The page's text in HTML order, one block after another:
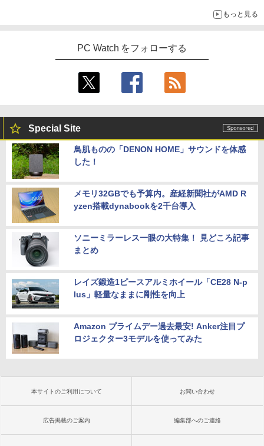
もっと見る
PC Watch をフォローする
Special Site
鳥肌ものの「DENON HOME」サウンドを体感
した！
メモリ32GBでも予算内。産経新聞社がAMD R
yzen搭載dynabookを2千台導入
ソニーミラーレス一眼の大特集！ 見どころ記事
まとめ
レイズ鍛造1ピースアルミホイール「CE28 N-p
lus」軽量なままに剛性を向上
Amazon プライムデー過去最安! Anker注目プ
ロジェクター3モデルを使ってみた
本サイトのご利用について お問い合わせ
広告掲載のご案内 編集部へのご連絡